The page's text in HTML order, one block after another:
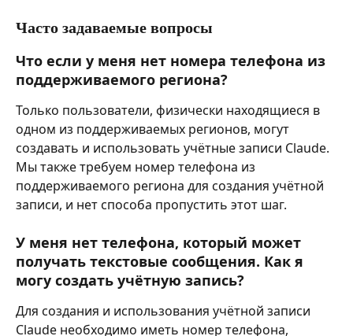
Часто задаваемые вопросы
Что если у меня нет номера телефона из
поддерживаемого региона?
Только пользователи, физически находящиеся в
одном из поддерживаемых регионов, могут
создавать и использовать учётные записи Claude.
Мы также требуем номер телефона из
поддерживаемого региона для создания учётной
записи, и нет способа пропустить этот шаг.
У меня нет телефона, который может
получать текстовые сообщения. Как я
могу создать учётную запись?
Для создания и использования учётной записи
Claude необходимо иметь номер телефона,